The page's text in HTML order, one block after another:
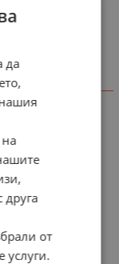
да
от
услуги.